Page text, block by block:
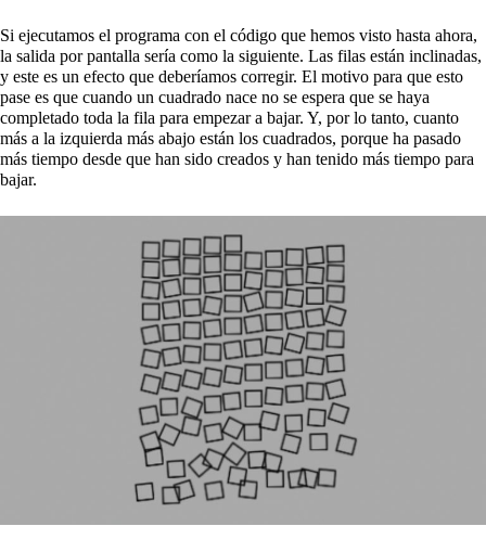
Si ejecutamos el programa con el código que hemos visto hasta ahora,
la salida por pantalla sería como la siguiente. Las filas están inclinadas,
y este es un efecto que deberíamos corregir. El motivo para que esto
pase es que cuando un cuadrado nace no se espera que se haya
completado toda la fila para empezar a bajar. Y, por lo tanto, cuanto
más a la izquierda más abajo están los cuadrados, porque ha pasado
más tiempo desde que han sido creados y han tenido más tiempo para
bajar.